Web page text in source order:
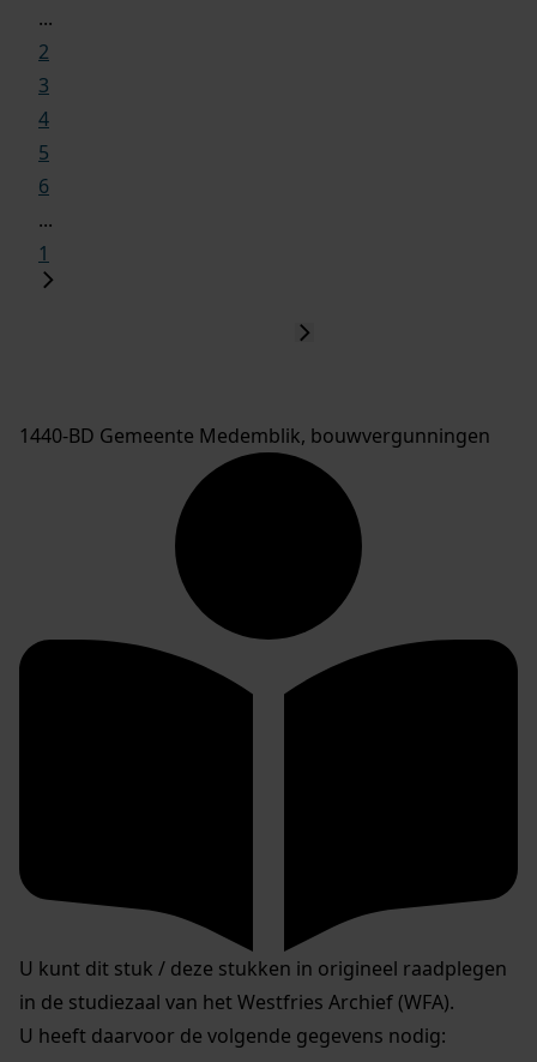
...
2
3
4
5
6
...
1
1440-BD Gemeente Medemblik, bouwvergunningen
U kunt dit stuk / deze stukken in origineel raadplegen
in de studiezaal van het Westfries Archief (WFA).
U heeft daarvoor de volgende gegevens nodig: